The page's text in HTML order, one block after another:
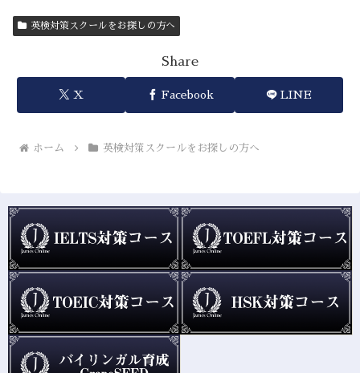
英検対策スクールをお探しの方へ
Share
X Facebook LINE
ホーム 英検対策スクールをお探しの方へ